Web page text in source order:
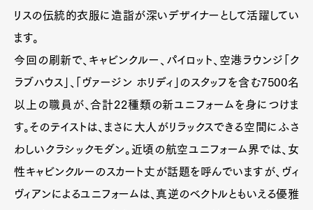
リスの伝統的衣服に造詣が深いデザイナーとして活躍してい
ます。
今回の刷新で、キャビンクルー、パイロット、空港ラウンジ「ク
ラブハウス」、「ヴァージン ホリディ」のスタッフを含む7500名
以上の職員が、合計22種類の新ユニフォームを身につけま
す。そのテイストは、まさに大人がリラックスできる空間にふさ
わしいクラシックモダン。近頃の航空ユニフォーム界では、女
性キャビンクルーのスカート丈が話題を呼んでいますが、ヴィ
ヴィアンによるユニフォームは、真逆のベクトルともいえる優雅